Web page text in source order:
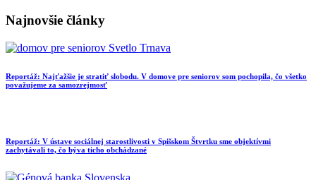
Najnovšie články
Reportáž: Najťažšie je stratiť slobodu. V domove pre seniorov som pochopila, čo všetko
považujeme za samozrejmosť
Reportáž: V ústave sociálnej starostlivosti v Spišskom Štvrtku sme objektívmi
zachytávali to, čo býva ticho obchádzané